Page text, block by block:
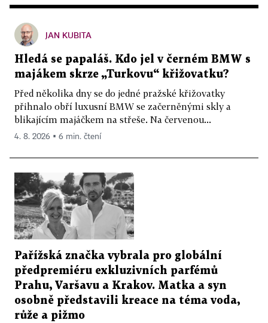
JAN KUBITA
Hledá se papaláš. Kdo jel v černém BMW s
majákem skrze „Turkovu“ křižovatku?
Před několika dny se do jedné pražské křižovatky
přihnalo obří luxusní BMW se začerněnými skly a
blikajícím majáčkem na střeše. Na červenou...
4. 8. 2026 ▪ 6 min. čtení
Pařížská značka vybrala pro globální
předpremiéru exkluzivních parfémů
Prahu, Varšavu a Krakov. Matka a syn
osobně představili kreace na téma voda,
růže a pižmo